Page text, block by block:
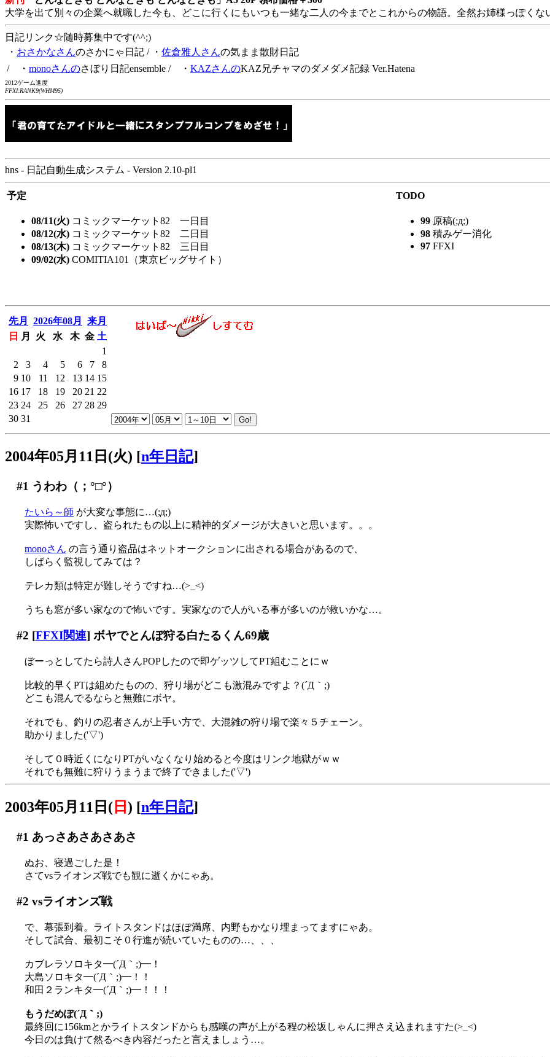
大学を出て別々の企業へ就職した今も、どこに行くにもいつも一緒な二人の今までとこれからの物語。全然お姉様っぽくな
日記リンク☆随時募集中です(^^;)
・ おさかなさんのさかにゃ日記 / ・ 佐倉雅人さんの気まま散財日記
/ ・ monoさんのさぼり日記ensemble / ・ KAZさんのKAZ兄チャマのダメダメ記録 Ver.Hatena
2012ゲーム進度
FFXI:RANK9(WHM95)
hns - 日記自動生成システム - Version 2.10-pl1
予定 TODO
08/11(火) コミックマーケット82 一日目
08/12(水) コミックマーケット82 二日目
08/13(木) コミックマーケット82 三日目
09/02(水) COMITIA101（東京ビッグサイト）
99 原稿(;д;)
98 積みゲー消化
97 FFXI
先月 2026年08月
来月
日
月 火 水 木 金 土
1
2
3 4 5 6 7
8
9 10 11 12 13 14 15
16 17 18 19 20 21 22
23 24 25 26 27 28 29
30 31
2004年05月11日(火) [n年日記]
#1 うわわ（；°□°）
たいら～師 が大変な事態に…(;д;)
実際怖いですし、盗られたもの以上に精神的ダメージが大きいと思います。。。
monoさん の言う通り盗品はネットオークションに出される場合があるので、
しばらく監視してみては？
テレカ類は特定が難しそうですね…(>_<)
うちも窓が多い家なので怖いです。実家なので人がいる事が多いのが救いかな…。
#2 [FFXI関連] ボヤでとんぼ狩る白たるくん69歳
ぼーっとしてたら詩人さんPOPしたので即ゲッツしてPT組むことにｗ
比較的早くPTは組めたものの、狩り場がどこも激混みですよ？(´Д｀;)
どこも混んでるならと無難にボヤ。
それでも、釣りの忍者さんが上手い方で、大混雑の狩り場で楽々５チェーン。
助かりました('▽')
そして０時近くになりPTがいなくなり始めると今度はリンク地獄がｗｗ
それでも無難に狩りうまうまで終了できました('▽')
2003年05月11日( 日 ) [n年日記]
#1 あっさあさあさあさ
ぬお、寝過ごした是！
さてvsライオンズ戦でも観に逝くかにゃあ。
#2 vsライオンズ戦
で、幕張到着。ライトスタンドはほぼ満席、内野もかなり埋まってますにゃあ。
そして試合、最初こそ０行進が続いていたものの…、、、
カブレラソロキタ━(´Д｀;)━！
大島ソロキタ━(´Д｀;)━！！
和田２ランキタ━(´Д｀;)━！！！
もうだめぽ(´Д｀;)
最終回に156kmとかライトスタンドからも感嘆の声が上がる程の松坂しゃんに押さえ込まれますた(>_<)
今日のは負けて然るべき内容だったと言えましょう…。